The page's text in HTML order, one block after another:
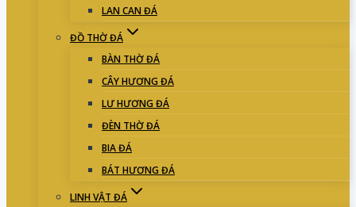
LAN CAN ĐÁ
ĐỒ THỜ ĐÁ
BÀN THỜ ĐÁ
CÂY HƯƠNG ĐÁ
LƯ HƯƠNG ĐÁ
ĐÈN THỜ ĐÁ
BIA ĐÁ
BÁT HƯƠNG ĐÁ
LINH VẬT ĐÁ